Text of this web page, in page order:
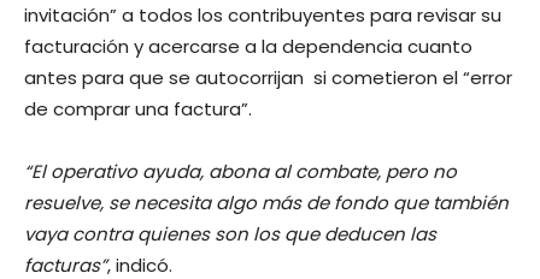
invitación” a todos los contribuyentes para revisar su
facturación y acercarse a la dependencia cuanto
antes para que se autocorrijan si cometieron el “error
de comprar una factura”.
“El operativo ayuda, abona al combate, pero no
resuelve, se necesita algo más de fondo que también
vaya contra quienes son los que deducen las
facturas”, indicó.